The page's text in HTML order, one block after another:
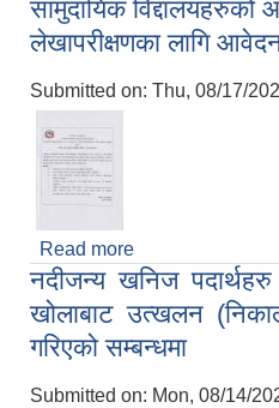
समब‍न्धी सूचना
सामुदायिक
लेखापरीक्षणका लागि
Submitted on: Thu, 08/17/
Read more
लेखापरीक्षणका
नदीजन्य खनिज
खोलाबाट उत्खलन
गरिएको सम्बन्धमा
Submitted on: Mon, 08/14/